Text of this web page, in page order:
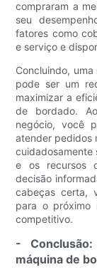
compraram a
seu
fatores como
e serviço e
Concluindo,
pode ser um
maximizar a
de bordado.
negócio, você
atender pedidos
cuidadosamente
e os recursos
decisão
cabeças certa,
para o próximo
competitivo.
-
máquina de